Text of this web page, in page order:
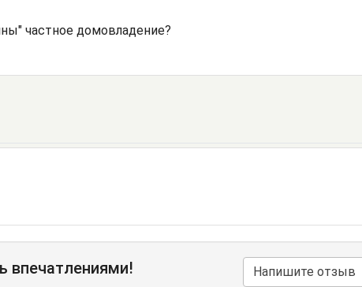
частное домовладение?
впечатлениями! Напишите отзыв